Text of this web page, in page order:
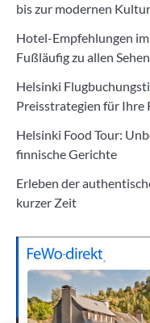
bis zur modernen Kultur
Hotel-Empfehlungen
Fußläufig zu allen
Helsinki
Preisstrategien für Ihre
Helsinki Food Tour:
finnische Gerichte
Erleben der
kurzer Zeit